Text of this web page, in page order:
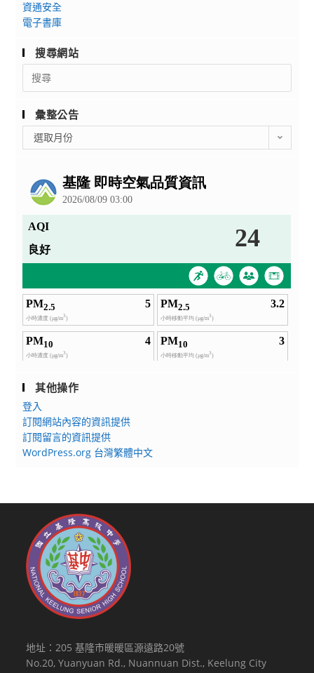
資通安全
電子書庫
搜尋網站
Search
for:
彙整公告
整
選取月份
其他操作
登入
訂閱網站內容的資訊提供
訂閱留言的資訊提供
WordPress.org 台灣繁體中文
地址：205 基隆市暖暖區源遠路20號
No.20, Yuanyuan Rd., Nuannuan Dist., Keelung City